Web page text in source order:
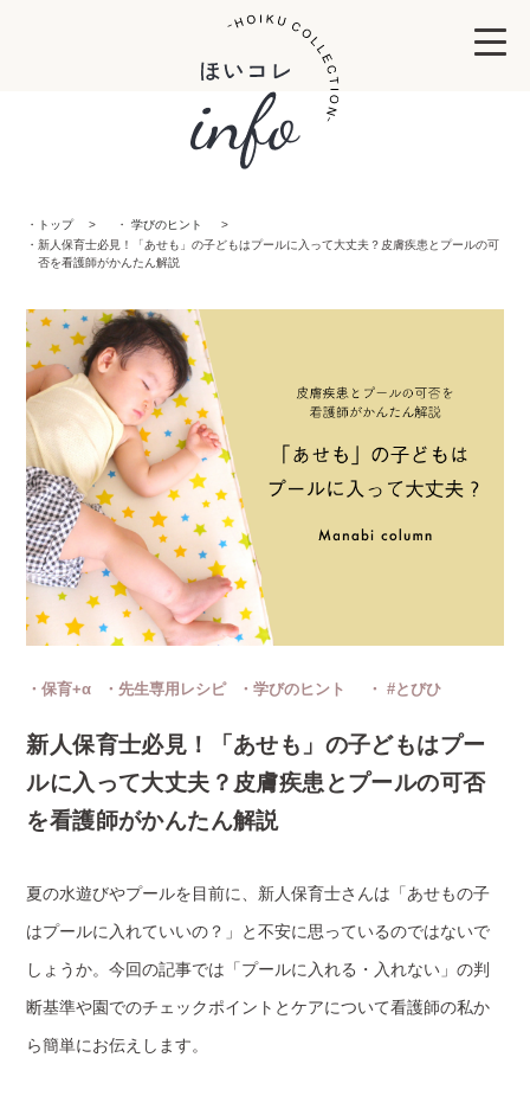
トップ
学びのヒント
新人保育士必見！「あせも」の子どもはプールに入って大丈夫？皮膚疾患とプールの可
否を看護師がかんたん解説
保育+α 先生専用レシピ 学びのヒント #とびひ
新人保育士必見！「あせも」の子どもはプー
ルに入って大丈夫？皮膚疾患とプールの可否
を看護師がかんたん解説
夏の水遊びやプールを目前に、新人保育士さんは「あせもの子
はプールに入れていいの？」と不安に思っているのではないで
しょうか。今回の記事では「プールに入れる・入れない」の判
断基準や園でのチェックポイントとケアについて看護師の私か
ら簡単にお伝えします。